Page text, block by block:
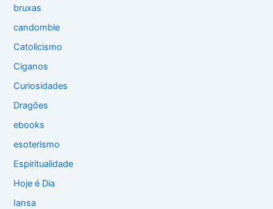
bruxas
candomble
Catolicismo
Ciganos
Curiosidades
Dragões
ebooks
esoterismo
Espiritualidade
Hoje é Dia
Iansa